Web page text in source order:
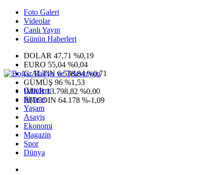
Foto Galeri
Videolar
Canlı Yayın
Günün Haberleri
DOLAR 47,71 %0,19
EURO 55,04 %0,04
G.ALTIN6.538,84 %0,71
GÜMÜŞ 96 %1,53
IMKB13.798,82 %0,00
BITCOIN 64.178 %-1,09
Gündem
Siyaset
Yaşam
Asayiş
Ekonomi
Magazin
Spor
Dünya